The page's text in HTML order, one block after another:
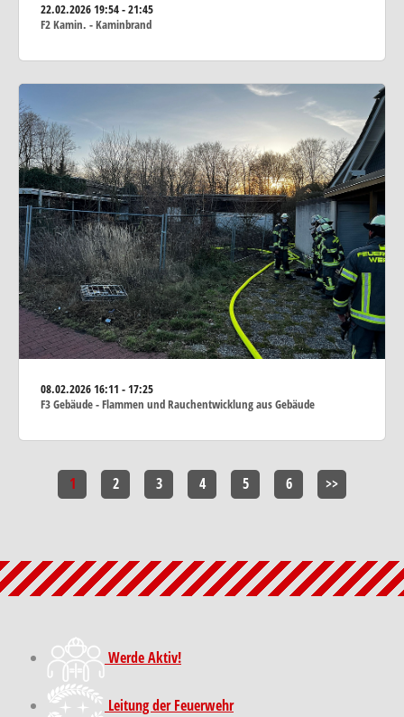
22.02.202619:54 - 21:45
F2 Kamin. - Kaminbrand
08.02.202616:11 - 17:25
F3 Gebäude - Flammen und Rauchentwicklung aus Gebäude
1 2 3 4 5 6 >>
Werde Aktiv!
Leitung der Feuerwehr